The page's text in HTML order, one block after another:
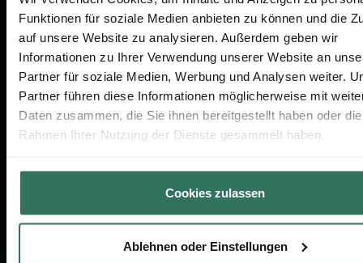
Funktionen für soziale Medien anbieten zu können und die
auf unsere Website zu analysieren. Außerdem geben wir
Informationen zu Ihrer Verwendung unserer Website an
Partner für soziale Medien, Werbung und Analysen weiter.
Partner führen diese Informationen möglicherweise mit
Daten zusammen, die Sie ihnen bereitgestellt haben oder
Rahmen Ihrer Nutzung der Dienste gesammelt haben.
Cookies zulassen
Ablehnen oder Einstellungen
KONTAKTIEREN SIE UNS
030-75437515
info@bestattungen.de